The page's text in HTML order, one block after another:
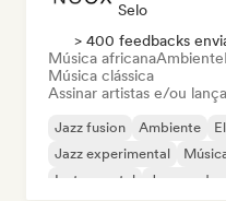
Selo
> 400 feedbacks
Música africanaAmbiente
Música clássica
Assinar artistas e/ou
Jazz fusion Ambiente
Jazz experimental
Instrumental
Jazz